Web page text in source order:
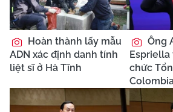
Hoàn thành lấy mẫu
ADN xác định danh tính
liệt sĩ ở Hà Tĩnh
Ông
chức